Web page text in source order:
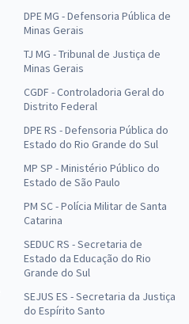
DPE MG - Defensoria Pública de
Minas Gerais
TJ MG - Tribunal de Justiça de
Minas Gerais
CGDF - Controladoria Geral do
Distrito Federal
DPE RS - Defensoria Pública do
Estado do Rio Grande do Sul
MP SP - Ministério Público do
Estado de São Paulo
PM SC - Polícia Militar de Santa
Catarina
SEDUC RS - Secretaria de
Estado da Educação do Rio
Grande do Sul
SEJUS ES - Secretaria da Justiça
do Espírito Santo